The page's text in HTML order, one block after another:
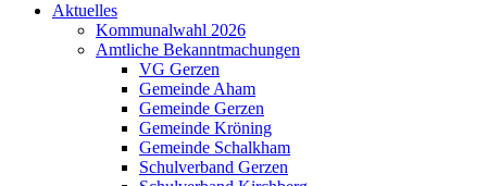
Aktuelles
Kommunalwahl 2026
Amtliche Bekanntmachungen
VG Gerzen
Gemeinde Aham
Gemeinde Gerzen
Gemeinde Kröning
Gemeinde Schalkham
Schulverband Gerzen